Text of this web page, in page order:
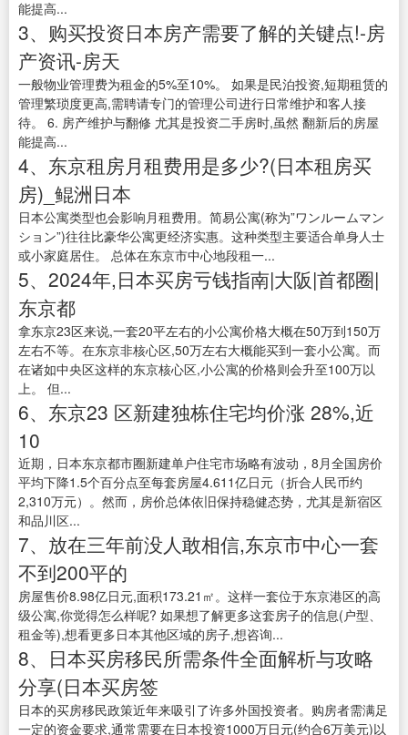
能提高...
3、购买投资日本房产需要了解的关键点!-房
产资讯-房天
一般物业管理费为租金的5%至10%。 如果是民泊投资,短期租赁的
管理繁琐度更高,需聘请专门的管理公司进行日常维护和客人接
待。 6. 房产维护与翻修 尤其是投资二手房时,虽然 翻新后的房屋
能提高...
4、东京租房月租费用是多少?(日本租房买
房)_鲲洲日本
日本公寓类型也会影响月租费用。简易公寓(称为”ワンルームマン
ション”)往往比豪华公寓更经济实惠。这种类型主要适合单身人士
或小家庭居住。 总体在东京市中心地段租一...
5、2024年,日本买房亏钱指南|大阪|首都圈|
东京都
拿东京23区来说,一套20平左右的小公寓价格大概在50万到150万
左右不等。在东京非核心区,50万左右大概能买到一套小公寓。而
在诸如中央区这样的东京核心区,小公寓的价格则会升至100万以
上。 但...
6、东京23 区新建独栋住宅均价涨 28%,近
10
近期，日本东京都市圈新建单户住宅市场略有波动，8月全国房价
平均下降1.5个百分点至每套房屋4.611亿日元（折合人民币约
2,310万元）。然而，房价总体依旧保持稳健态势，尤其是新宿区
和品川区...
7、放在三年前没人敢相信,东京市中心一套
不到200平的
房屋售价8.98亿日元,面积173.21㎡。这样一套位于东京港区的高
级公寓,你觉得怎么样呢? 如果想了解更多这套房子的信息(户型、
租金等),想看更多日本其他区域的房子,想咨询...
8、日本买房移民所需条件全面解析与攻略
分享(日本买房签
日本的买房移民政策近年来吸引了许多外国投资者。购房者需满足
一定的资金要求,通常需要在日本投资1000万日元(约合6万美元)以